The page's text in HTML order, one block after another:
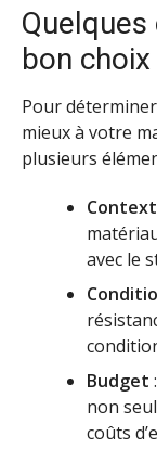
bon choix
Pour
mieux à votre
plusieurs
avec le
Budget
non
coûts